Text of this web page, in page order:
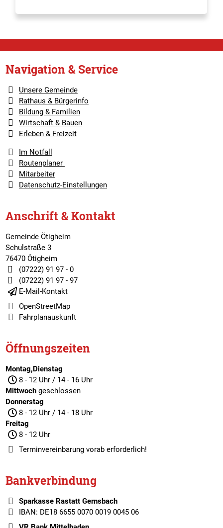
Navigation & Service
Unsere Gemeinde
Rathaus & Bürgerinfo
Bildung & Familien
Wirtschaft & Bauen
Erleben & Freizeit
Im Notfall
Routenplaner
Mitarbeiter
Datenschutz-Einstellungen
Anschrift & Kontakt
Gemeinde Ötigheim
Schulstraße 3
76470 Ötigheim
(07222) 91 97 - 0
(07222) 91 97 - 97
E-Mail-Kontakt
OpenStreetMap
Fahrplanauskunft
Öffnungszeiten
Montag,Dienstag
8 - 12 Uhr / 14 - 16 Uhr
Mittwochgeschlossen
Donnerstag
8 - 12 Uhr / 14 - 18 Uhr
Freitag
8 - 12 Uhr
Terminvereinbarungvorab erforderlich!
Bankverbindung
Sparkasse Rastatt Gernsbach
IBAN: DE18 6655 0070 0019 0045 06